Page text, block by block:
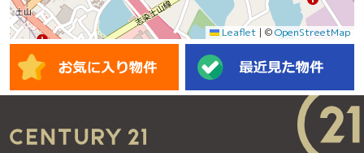
Leaflet | ©OpenStreetMap